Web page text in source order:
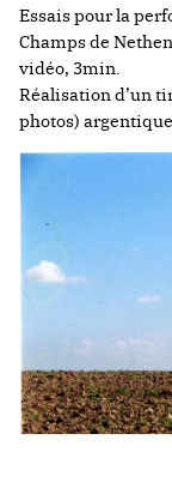
Essais pour la
Champs de
vidéo, 3min.
Réalisation d’un
photos)